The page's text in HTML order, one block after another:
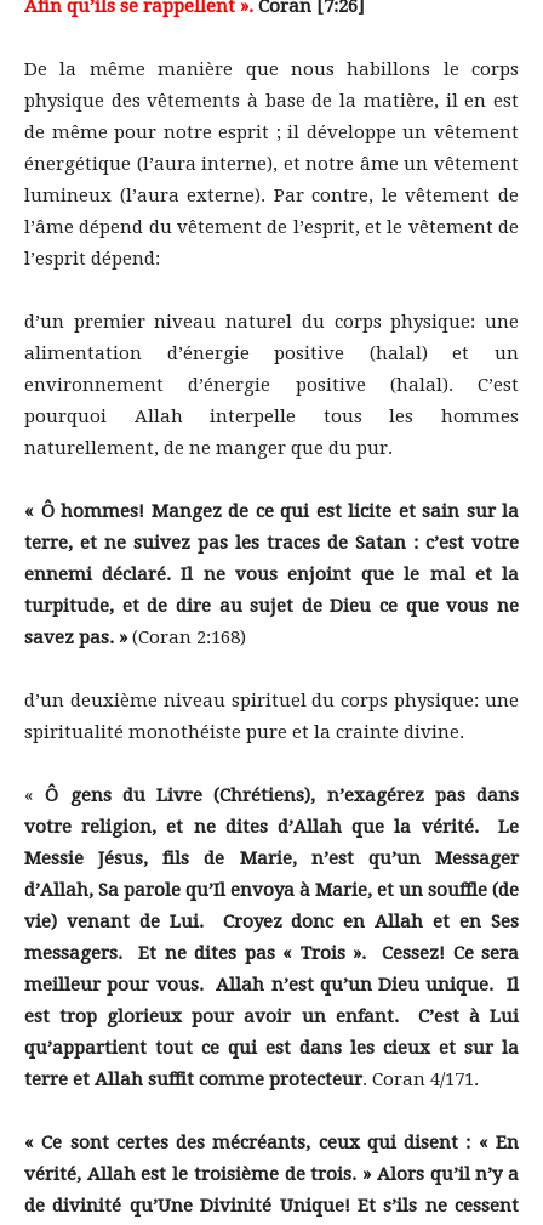
Afin qu’ils se rappellent ». Coran [7:26]
De la même manière que nous habillons le corps
physique des vêtements à base de la matière, il en est
de même pour notre esprit ; il développe un vêtement
énergétique (l’aura interne), et notre âme un vêtement
lumineux (l’aura externe). Par contre, le vêtement de
l’âme dépend du vêtement de l’esprit, et le vêtement de
l’esprit dépend:
d’un premier niveau naturel du corps physique: une
alimentation d’énergie positive (halal) et un
environnement d’énergie positive (halal). C’est
pourquoi Allah interpelle tous les hommes
naturellement, de ne manger que du pur.
« Ô hommes! Mangez de ce qui est licite et sain sur la
terre, et ne suivez pas les traces de Satan : c’est votre
ennemi déclaré. Il ne vous enjoint que le mal et la
turpitude, et de dire au sujet de Dieu ce que vous ne
savez pas. » (Coran 2:168)
d’un deuxième niveau spirituel du corps physique: une
spiritualité monothéiste pure et la crainte divine.
«Ô gens du Livre (Chrétiens), n’exagérez pas dans
votre religion, et ne dites d’Allah que la vérité. Le
Messie Jésus, fils de Marie, n’est qu’un Messager
d’Allah, Sa parole qu’Il envoya à Marie, et un souffle (de
vie) venant de Lui. Croyez donc en Allah et en Ses
messagers. Et ne dites pas « Trois ». Cessez! Ce sera
meilleur pour vous. Allah n’est qu’un Dieu unique. Il
est trop glorieux pour avoir un enfant. C’est à Lui
qu’appartient tout ce qui est dans les cieux et sur la
terre et Allah suffit comme protecteur. Coran 4/171.
« Ce sont certes des mécréants, ceux qui disent : « En
vérité, Allah est le troisième de trois. » Alors qu’il n’y a
de divinité qu’Une Divinité Unique! Et s’ils ne cessent